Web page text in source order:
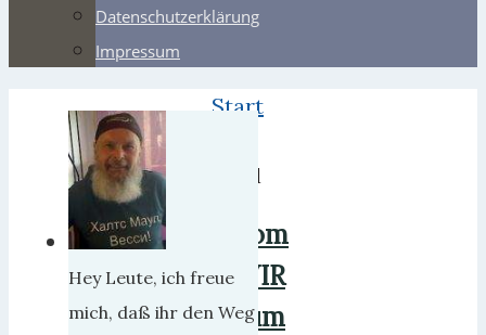
Datenschutzerklärung
Impressum
Start
April
Vom
WIR
zum
Hey Leute, ich freue
mich, daß ihr den Weg